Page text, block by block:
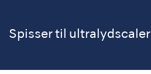
Spisser til ultralydscaler